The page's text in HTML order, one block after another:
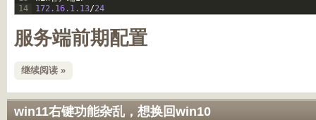
14
172.16.1.13/24
服务端前期配置
继续阅读 »
win11右键功能杂乱，想换回win10